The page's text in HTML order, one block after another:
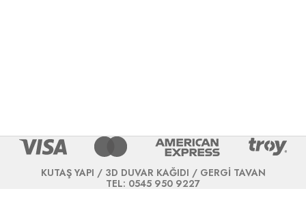
KUTAŞ YAPI / 3D DUVAR KAĞIDI / GERGİ TAVAN
TEL: 0545 950 9227